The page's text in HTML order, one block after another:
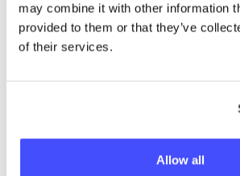
may combine it with other information
provided to them or that they’ve
of their services.
Allow all
Mark
GeoAPP användare